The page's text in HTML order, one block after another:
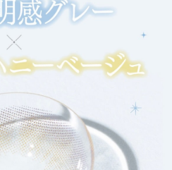
ております。
セル ログアウトする